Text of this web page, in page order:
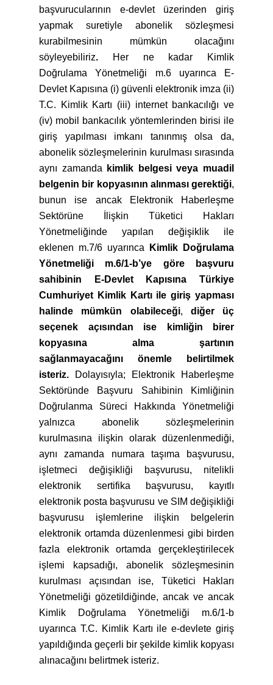
başvurucularının e-devlet üzerinden giriş
yapmak suretiyle abonelik sözleşmesi
kurabilmesinin mümkün olacağını
söyleyebiliriz. Her ne kadar Kimlik
Doğrulama Yönetmeliği m.6 uyarınca E-
Devlet Kapısına (i) güvenli elektronik imza (ii)
T.C. Kimlik Kartı (iii) internet bankacılığı ve
(iv) mobil bankacılık yöntemlerinden birisi ile
giriş yapılması imkanı tanınmış olsa da,
abonelik sözleşmelerinin kurulması sırasında
aynı zamanda kimlik belgesi veya muadil
belgenin bir kopyasının alınması gerektiği,
bunun ise ancak Elektronik Haberleşme
Sektörüne İlişkin Tüketici Hakları
Yönetmeliğinde yapılan değişiklik ile
eklenen m.7/6 uyarınca
Kimlik Doğrulama
Yönetmeliği m.6/1-b’ye göre başvuru
sahibinin E-Devlet Kapısına Türkiye
Cumhuriyet Kimlik Kartı ile giriş yapması
halinde mümkün olabileceği, diğer üç
seçenek açısından ise kimliğin birer
kopyasına alma şartının
sağlanmayacağını önemle belirtilmek
isteriz. Dolayısıyla; Elektronik Haberleşme
Sektöründe Başvuru Sahibinin Kimliğinin
Doğrulanma Süreci Hakkında Yönetmeliği
yalnızca abonelik sözleşmelerinin
kurulmasına ilişkin olarak düzenlenmediği,
aynı zamanda numara taşıma başvurusu,
işletmeci değişikliği başvurusu, nitelikli
elektronik sertifika başvurusu, kayıtlı
elektronik posta başvurusu ve SIM değişikliği
başvurusu işlemlerine ilişkin belgelerin
elektronik ortamda düzenlenmesi gibi birden
fazla elektronik ortamda gerçekleştirilecek
işlemi kapsadığı, abonelik sözleşmesinin
kurulması açısından ise, Tüketici Hakları
Yönetmeliği gözetildiğinde, ancak ve ancak
Kimlik Doğrulama Yönetmeliği m.6/1-b
uyarınca T.C. Kimlik Kartı ile e-devlete giriş
yapıldığında geçerli bir şekilde kimlik kopyası
alınacağını belirtmek isteriz.